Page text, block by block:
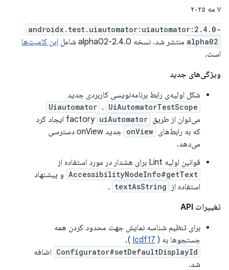
۷ مه ۲۰۲۵
androidx.test.uiautomator:uiautomator:2.4.0-
alpha02 منتشر شد. نسخه 2.4.0-alpha02 شامل
این کامیت‌ها
است.
ویژگی‌های جدید
شکل اولیه‌ی رابط برنامه‌نویسی کاربردی جدید
Uiautomator . UiAutomatorTestScope
می‌توان از طریق factory uiAutomator
ایجاد کرد
که به رابط‌های onView
جدید onView دسترسی
می‌دهد.
قوانین اولیه Lint برای هشدار در مورد استفاده از
AccessibilityNodeInfo#getText و پیشنهاد
استفاده از
textAsString
.
تغییرات API
برای تنظیم شناسه نمایش جهت محدود کردن همه
جستجوها به ( Icdf17 )،
Configurator#setDefaultDisplayId اضافه
شد.